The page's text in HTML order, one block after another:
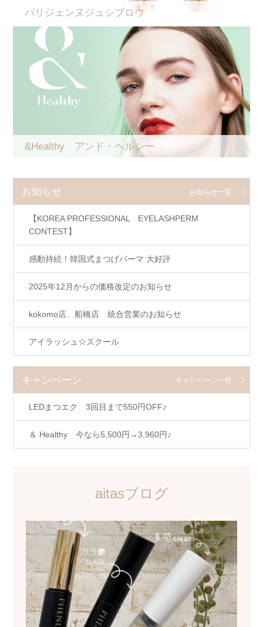
パリジェンヌジュシブロウ
&Healthy アンド・ヘルシー
お知らせ お知らせ一覧
【KOREA PROFESSIONAL EYELASHPERM
CONTEST】
感動持続！韓国式まつげパーマ 大好評
2025年12月からの価格改定のお知らせ
kokomo店、船橋店 統合営業のお知らせ
アイラッシュ☆スクール
キャンペーン キャンペーン一覧
LEDまつエク 3回目まで550円OFF♪
＆ Healthy 今なら5,500円→3,960円♪
aitasブログ